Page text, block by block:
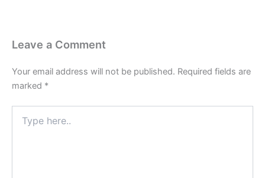
Leave a Comment
Your email address will not be published. Required fields are
marked *
here..